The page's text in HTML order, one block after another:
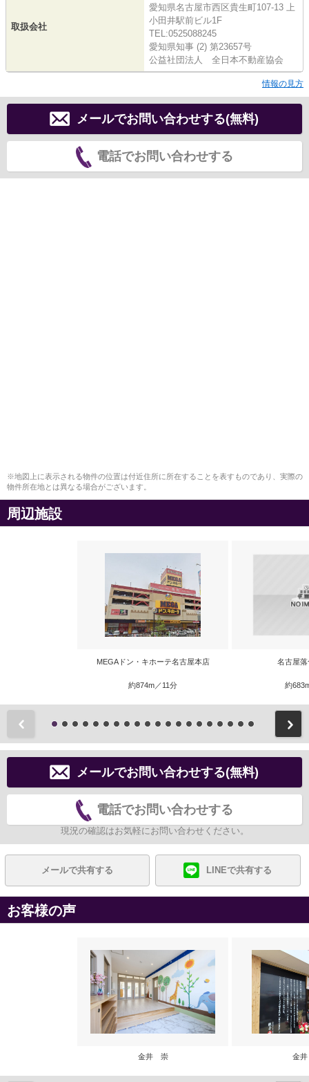
取扱会社
愛知県名古屋市西区貴生町107-13 上
小田井駅前ビル1F
TEL:0525088245
愛知県知事 (2) 第23657号
公益社団法人 全日本不動産協会
情報の見方
メールでお問い合わせする(無料)
電話でお問い合わせする
※地図上に表示される物件の位置は付近住所に所在することを表すものであり、実際の
物件所在地とは異なる場合がございます。
周辺施設
MEGAドン・キホーテ名古屋本店
約874m／11分
名古屋
約
メールでお問い合わせする(無料)
電話でお問い合わせする
現況の確認はお気軽にお問い合わせください。
メールで共有する LINEで共有する
お客様の声
金井 崇 金